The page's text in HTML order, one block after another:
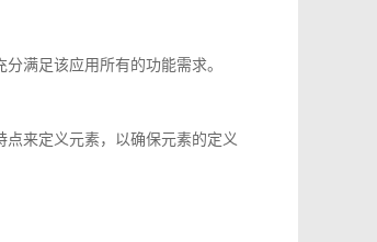
满足该应用所有的功能需求。
来定义元素，以确保元素的定义